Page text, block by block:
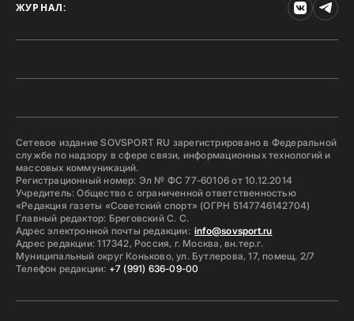
ЖУРНАЛ:
Сетевое издание SOVSPORT RU зарегистрировано в Федеральной
службе по надзору в сфере связи, информационных технологий и
массовых коммуникаций.
Регистрационный номер: Эл № ФС 77-60106 от 10.12.2014
Учредитель: Общество с ограниченной ответственностью
«Редакция газеты «Советский спорт» (ОГРН 5147746142704)
Главный редактор: Бреговский С. С.
Адрес электронной почты редакции: info@sovsport.ru
Адрес редакции: 117342, Россия, г. Москва, вн.тер.г.
Муниципальный округ Коньково, ул. Бутлерова, 17, помещ. 2/7
Телефон редакции: +7 (991) 636-09-00